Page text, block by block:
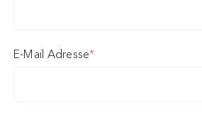
E-Mail Adresse*(required)